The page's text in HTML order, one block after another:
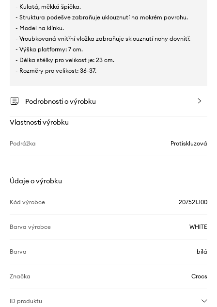
- Kulatá, měkká špička.
- Struktura podešve zabraňuje uklouznutí na mokrém povrchu.
- Model na klínku.
- Vroubkovaná vnitřní vložka zabraňuje sklouznutí nohy dovnitř.
- Výška platformy: 7 cm.
- Délka stélky pro velikost je: 23 cm.
- Rozměry pro velikost: 36-37.
Podrobnosti o výrobku
Vlastnosti výrobku
Podrážka Protiskluzová
Údaje o výrobku
Kód výrobce 207521.100
Barva výrobce WHITE
Barva bílá
Značka Crocs
ID produktu